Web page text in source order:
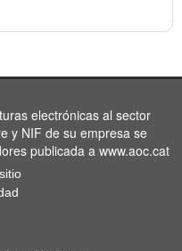
electrónicas al sector
y NIF de su empresa se
publicada a www.aoc.cat